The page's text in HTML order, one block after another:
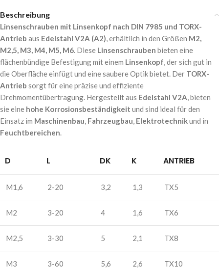
Beschreibung
Linsenschrauben mit Linsenkopf nach DIN 7985 und TORX-
Antrieb aus Edelstahl V2A (A2), erhältlich in den Größen M2,
M2,5, M3, M4, M5, M6. Diese Linsenschrauben bieten eine
flächenbündige Befestigung mit einem Linsenkopf, der sich gut in
die Oberfläche einfügt und eine saubere Optik bietet. Der TORX-
Antrieb sorgt für eine präzise und effiziente
Drehmomentübertragung. Hergestellt aus Edelstahl V2A, bieten
sie eine hohe Korrosionsbeständigkeit und sind ideal für den
Einsatz im Maschinenbau, Fahrzeugbau, Elektrotechnikund in
Feuchtbereichen.
D L DK K ANTRIEB
M1,6 2-20 3,2 1,3 TX5
M2 3-20 4 1,6 TX6
M2,5 3-30 5 2,1 TX8
M3 3-60 5,6 2,6 TX10